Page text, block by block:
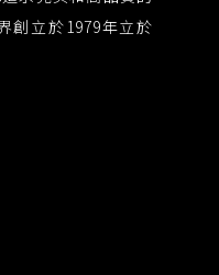
創立於1979年立於